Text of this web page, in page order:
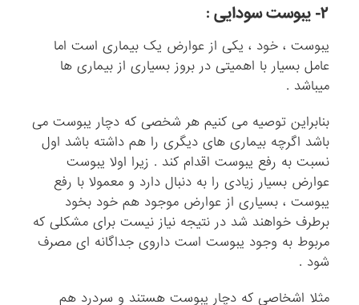
۲- یبوست سودایی :
یبوست ، خود ، یکی از عوارض یک بیماری است اما
عامل بسیار با اهمیتی در بروز بسیاری از بیماری ها
میباشد .
بنابراین توصیه می کنیم هر شخصی که دچار یبوست می
باشد اگرچه بیماری های دیگری را هم داشته باشد اول
نسبت به رفع یبوست اقدام کند . زیرا اولا یبوست
عوارض بسیار زیادی را به دنبال دارد و معمولا با رفع
یبوست ، بسیاری از عوارض موجود هم خود بخود
برطرف خواهند شد در نتیجه نیاز نیست برای مشکلی که
مربوط به وجود یبوست است داروی جداگانه ای مصرف
شود .
مثلا اشخاصی که دچار یبوست هستند و سردرد هم